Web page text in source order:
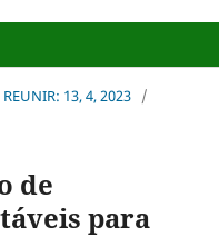
13, 4, 2023 /
de
para